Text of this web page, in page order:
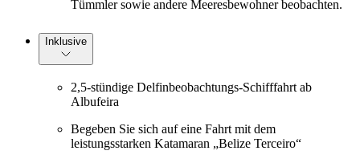
Tümmler sowie andere Meeresbewohner beobachten.
Inklusive
2,5-stündige Delfinbeobachtungs-Schifffahrt ab
Albufeira
Begeben Sie sich auf eine Fahrt mit dem
leistungsstarken Katamaran „Belize Terceiro“